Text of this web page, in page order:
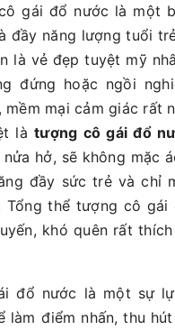
gái đổ nước là một
đầy năng lượng tuổi
là vẻ đẹp tuyệt mỹ
đứng hoặc ngồi
mềm mại cảm giác rất
làtượng cô gái đổ
nửa hở, sẽ không mặc
đầy sức trẻ và chỉ
Tổng thể tượng cô
khó quên rất
đổ nước là một sự
làm điểm nhấn, thu